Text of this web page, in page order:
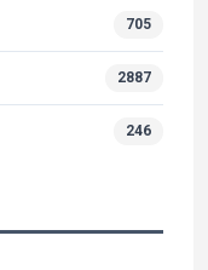
705
2887
246